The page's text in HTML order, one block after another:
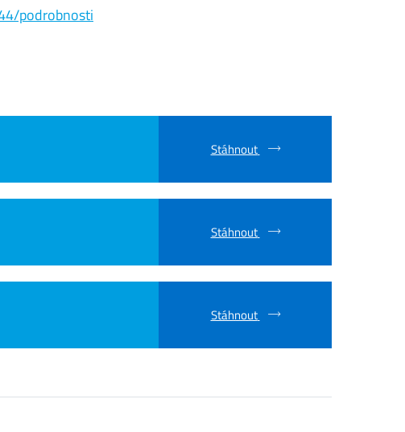
podrobnosti
Stáhnout
Stáhnout
Stáhnout